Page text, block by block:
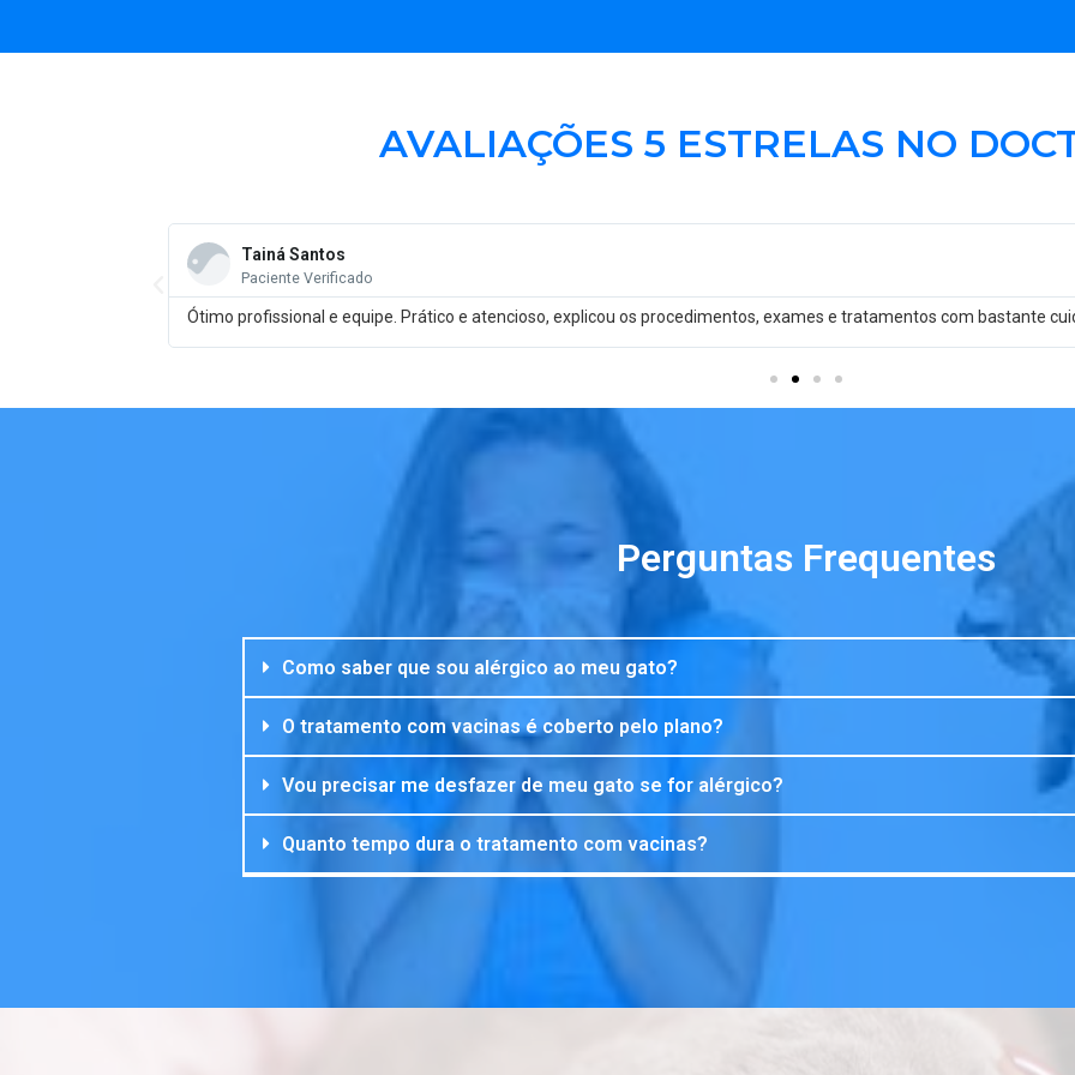
AVALIAÇÕES 5 ESTRELAS NO
Tainá Santos
Paciente Verificado
Ótimo profissional e equipe. Prático e atencioso, explicou os procedimentos, exames e tratamentos com bastante
Perguntas Frequentes
Como saber que sou alérgico ao meu gato?
O tratamento com vacinas é coberto pelo plano?
Vou precisar me desfazer de meu gato se for alérgico?
Quanto tempo dura o tratamento com vacinas?